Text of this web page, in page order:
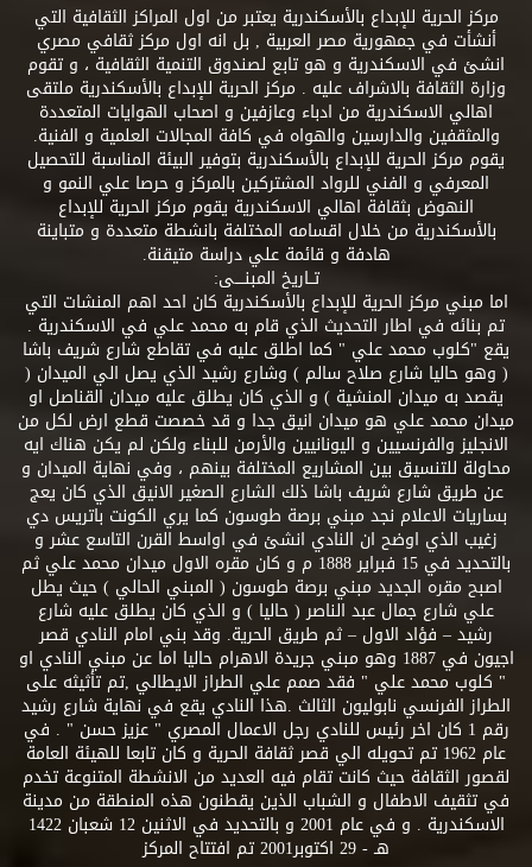
مركز الحرية للإبداع بالأسكندرية يعتبر من اول المراكز الثقافية التي
أنشأت في جمهورية مصر العربية , بل انه اول مركز ثقافي مصري
انشئ في الاسكندرية و هو تابع لصندوق التنمية الثقافية ، و تقوم
وزارة الثقافة بالاشراف عليه . مركز الحرية للإبداع بالأسكندرية ملتقى
اهالي الاسكندرية من ادباء وعازفين و اصحاب الهوايات المتعددة
والمثقفين والدارسين والهواه في كافة المجالات العلمية و الفنية.
يقوم مركز الحرية للإبداع بالأسكندرية بتوفير البيئة المناسبة للتحصيل
المعرفي و الفني للرواد المشتركين بالمركز و حرصا علي النمو و
النهوض بثقافة اهالي الاسكندرية يقوم مركز الحرية للإبداع
بالأسكندرية من خلال اقسامه المختلفة بانشطة متعددة و متباينة
هادفة و قائمة علي دراسة متيقنة.
تــاريخ المبنــــى:
اما مبني مركز الحرية للإبداع بالأسكندرية كان احد اهم المنشات التي
تم بنائه في اطار التحديث الذي قام به محمد علي في الاسكندرية .
يقع "كلوب محمد علي " كما اطلق عليه في تقاطع شارع شريف باشا
( وهو حاليا شارع صلاح سالم ) وشارع رشيد الذي يصل الي الميدان (
يقصد به ميدان المنشية ) و الذي كان يطلق عليه ميدان القناصل او
ميدان محمد علي هو ميدان انيق جدا و قد خصصت قطع ارض لكل من
الانجليز والفرنسيين و اليونانيين والأرمن للبناء ولكن لم يكن هناك ايه
محاولة للتنسيق بين المشاريع المختلفة بينهم ، وفي نهاية الميدان و
عن طريق شارع شريف باشا ذلك الشارع الصغير الانيق الذي كان يعج
بساريات الاعلام نجد مبني برصة طوسون كما يري الكونت باتريس دي
زغيب الذي اوضح ان النادي انشئ في اواسط القرن التاسع عشر و
بالتحديد في 15 فبراير 1888 م و كان مقره الاول ميدان محمد علي ثم
اصبح مقره الجديد مبني برصة طوسون ( المبني الحالي ) حيث يطل
علي شارع جمال عبد الناصر ( حاليا ) و الذي كان يطلق عليه شارع
رشيد – فؤاد الاول – ثم طريق الحرية. وقد بني امام النادي قصر
اجيون في 1887 وهو مبني جريدة الاهرام حاليا اما عن مبني النادي او
" كلوب محمد علي " فقد صمم علي الطراز الايطالي ,تم تأثيثه على
الطراز الفرنسي نابوليون الثالث .هذا النادي يقع في نهاية شارع رشيد
رقم 1 كان اخر رئيس للنادي رجل الاعمال المصري " عزيز حسن " . في
عام 1962 تم تحويله الي قصر ثقافة الحرية و كان تابعا للهيئة العامة
لقصور الثقافة حيث كانت تقام فيه العديد من الانشطة المتنوعة تخدم
في تثقيف الاطفال و الشباب الذين يقطنون هذه المنطقة من مدينة
الاسكندرية . و في عام 2001 و بالتحديد في الاثنين 12 شعبان 1422
هـ - 29 اكتوبر2001 تم افتتاح المركز